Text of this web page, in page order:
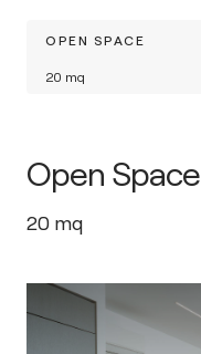
OPEN SPACE
20 mq
Open Space
20 mq